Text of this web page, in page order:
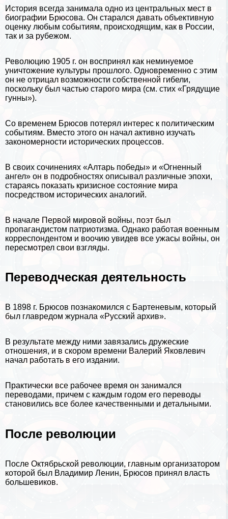
История всегда занимала одно из центральных мест в
биографии Брюсова. Он старался давать объективную
оценку любым событиям, происходящим, как в России,
так и за рубежом.
Революцию 1905 г. он воспринял как неминуемое
уничтожение культуры прошлого. Одновременно с этим
он не отрицал возможности собственной гибели,
поскольку был частью старого мира (см. стих «Грядущие
гунны»).
Со временем Брюсов потерял интерес к политическим
событиям. Вместо этого он начал активно изучать
закономерности исторических процессов.
В своих сочинениях «Алтарь победы» и «Огненный
ангел» он в подробностях описывал различные эпохи,
стараясь показать кризисное состояние мира
посредством исторических аналогий.
В начале Первой мировой войны, поэт был
пропагандистом патриотизма. Однако работая военным
корреспондентом и воочию увидев все ужасы войны, он
пересмотрел свои взгляды.
Переводческая деятельность
В 1898 г. Брюсов познакомился с Бартеневым, который
был главредом журнала «Русский архив».
В результате между ними завязались дружеские
отношения, и в скором времени Валерий Яковлевич
начал работать в его издании.
Пpaктически все рабочее время он занимался
переводами, причем с каждым годом его переводы
становились все более качественными и детальными.
После революции
После Октябрьской революции, главным организатором
которой был Владимир Ленин, Брюсов принял власть
большевиков.